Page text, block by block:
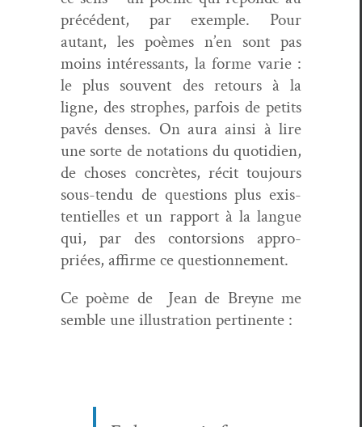
précé­dent, par exem­ple. Pour
autant, les poèmes n’en sont pas
moins intéres­sants, la forme varie :
le plus sou­vent des retours à la
ligne, des stro­phes, par­fois de petits
pavés dens­es. On aura ain­si à lire
une sorte de nota­tions du quo­ti­di­en,
de choses con­crètes, réc­it tou­jours
sous-ten­du de ques­tions plus exis­
ten­tielles et un rap­port à la langue
qui, par des con­tor­sions appro­
priées, affirme ce questionnement.
Ce poème de
Jean de Breyne me
sem­ble une illus­tra­tion pertinente :